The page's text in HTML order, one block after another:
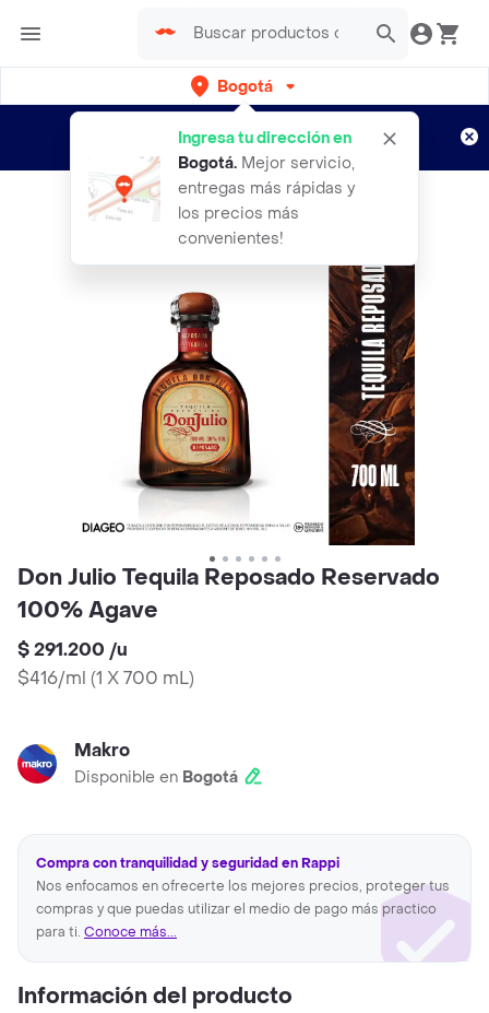
Bogotá
Ingresa tu dirección en
Bogotá. Mejor servicio,
entregas más rápidas y
los precios más
convenientes!
envíos gratis por semanas
Aplican TyC
Don Julio Tequila Reposado Reservado
100% Agave
$ 291.200 /u
$416/ml (1 X 700 mL)
Makro
Disponible en Bogotá
Compra con tranquilidad y seguridad en Rappi
Nos enfocamos en ofrecerte los mejores precios, proteger tus
compras y que puedas utilizar el medio de pago más practico
para ti. Conoce más...
Información del producto